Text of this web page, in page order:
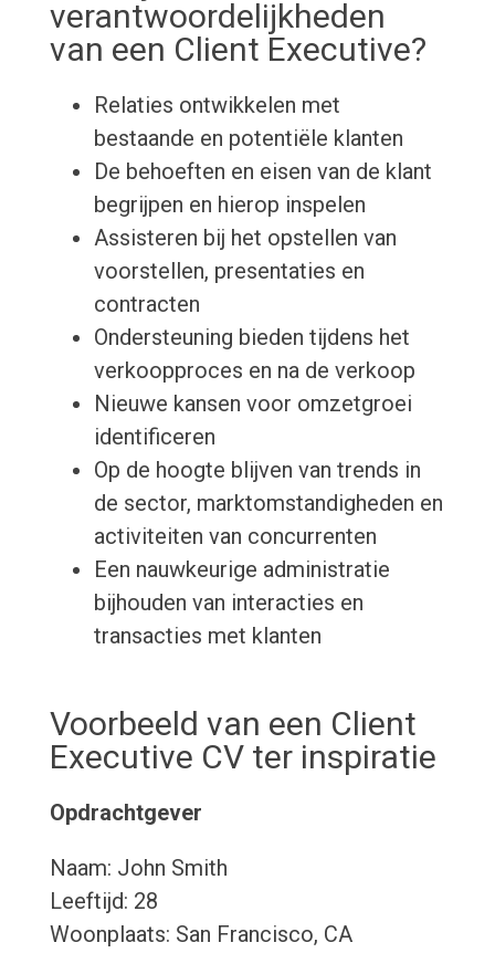
verantwoordelijkheden
van een Client Executive?
Relaties ontwikkelen met
bestaande en potentiële klanten
De behoeften en eisen van de klant
begrijpen en hierop inspelen
Assisteren bij het opstellen van
voorstellen, presentaties en
contracten
Ondersteuning bieden tijdens het
verkoopproces en na de verkoop
Nieuwe kansen voor omzetgroei
identificeren
Op de hoogte blijven van trends in
de sector, marktomstandigheden en
activiteiten van concurrenten
Een nauwkeurige administratie
bijhouden van interacties en
transacties met klanten
Voorbeeld van een Client
Executive CV ter inspiratie
Opdrachtgever
Naam: John Smith
Leeftijd: 28
Woonplaats: San Francisco, CA